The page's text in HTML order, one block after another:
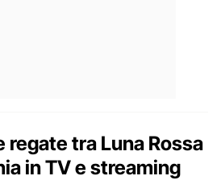
regate tra Luna Rossa
in TV e streaming